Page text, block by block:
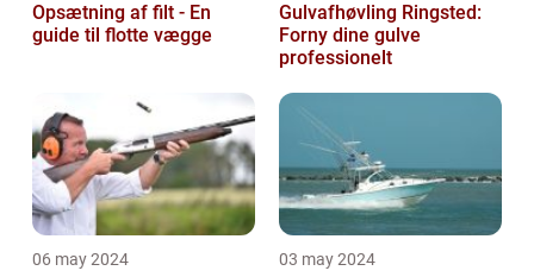
Opsætning af filt - En
guide til flotte vægge
Gulvafhøvling Ringsted:
Forny dine gulve
professionelt
06 may 2024 03 may 2024